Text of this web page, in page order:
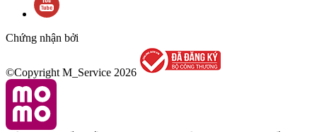
Chứng nhận bởi
©Copyright M_Service 2026